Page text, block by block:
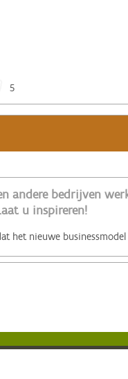
5
andere bedrijven
u inspireren!